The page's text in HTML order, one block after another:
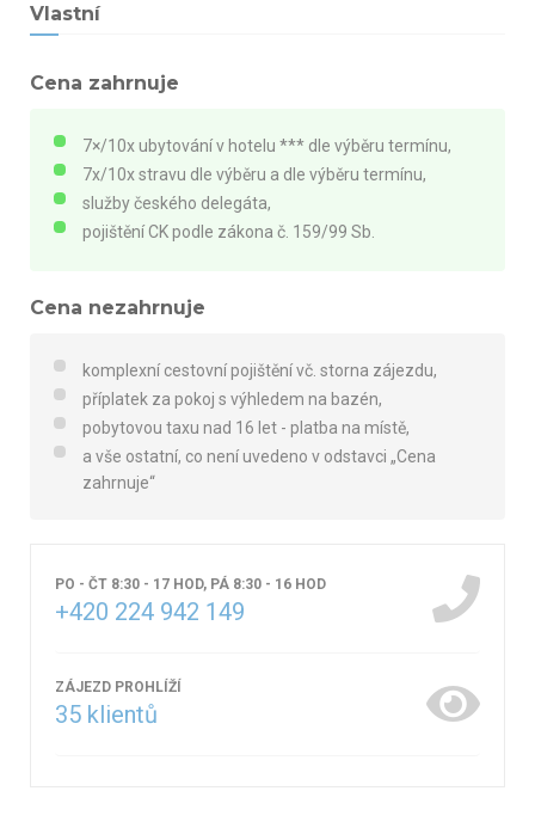
Vlastní
Cena zahrnuje
7×/10x ubytování v hotelu *** dle výběru termínu,
7x/10x stravu dle výběru a dle výběru termínu,
služby českého delegáta,
pojištění CK podle zákona č. 159/99 Sb.
Cena nezahrnuje
komplexní cestovní pojištění vč. storna zájezdu,
příplatek za pokoj s výhledem na bazén,
pobytovou taxu nad 16 let - platba na místě,
a vše ostatní, co není uvedeno v odstavci „Cena
zahrnuje“
PO - ČT 8:30 - 17 HOD, PÁ 8:30 - 16 HOD
+420 224 942 149
ZÁJEZD PROHLÍŽÍ
35 klientů